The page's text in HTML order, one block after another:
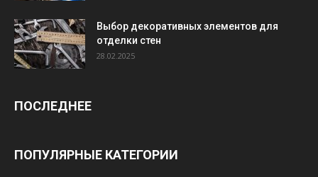
Выбор декоративных элементов для
отделки стен
28.02.2025
ПОСЛЕДНЕЕ
ПОПУЛЯРНЫЕ КАТЕГОРИИ